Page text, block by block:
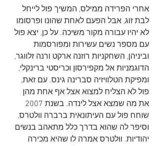
אחרי הפרידה ממילס, המשיך פול לייחל
לבת זוג, אבל הפעם לאחת שהונו ופרסומו
לא יהיו עבורה מקור משיכה. על כן, יצא פול
עם מספר נשים עשירות ומפורסמות
וביניהן, השחקניות רוזנה ארקט ורנה זלווגר,
הדוגמניות אל מקפירסון וכריסטי ברינקלי,
ומפיקת הטלוויזיה סברינה גינס. עם זאת,
פול לא הצליח למצוא אצל אף אחת מהן
שוחח פול עם העיתונאית ברברה וולטרס,
וסיפר לה שהוא בדרך כלל מתאהב בנשים
יהודיות. וולטרס אמרה לו שהיא מכירה